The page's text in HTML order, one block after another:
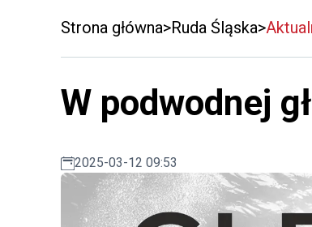
Strona główna Ruda Śląska
W podwodnej
2025-03-12 09:53